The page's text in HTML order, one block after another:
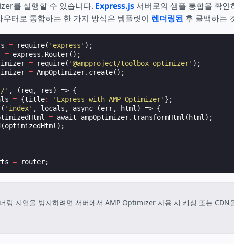
를 실행할 수 있습니다. Express.js서버로의 샘플 통합을 확인
우터로 통합하는 한 가지 방식은 템플릿이 렌더링된 후 콜백하는
= require( 'express' );
= express . Router();
= require( '@ampproject/toolbox-optimizer' );
= AmpOptimizer. create();
' , ( req, res) => {
= {title: 'Express with AMP Optimizer' };
( 'index' , locals , async (err, html ) => {
= await ampOptimizer.transformHtml ( html );
(optimizedHtml );
= router;
링 지연을 방지하려면 서버에서 AMP Optimizer 사용 시 캐싱 또는 CDN